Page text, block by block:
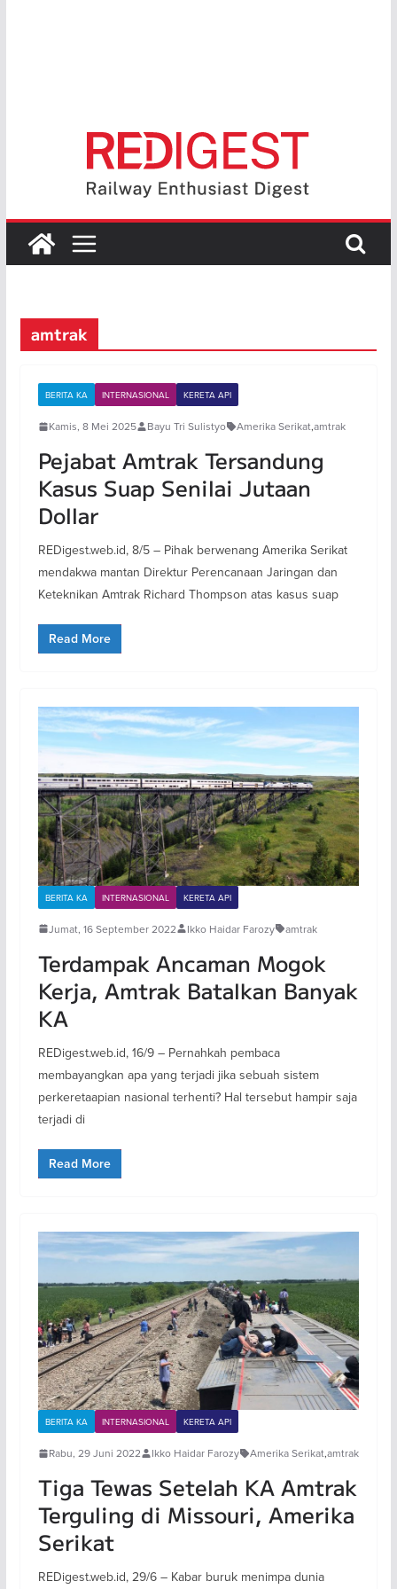
amtrak
BERITA KA INTERNASIONAL KERETA API
Kamis, 8 Mei 2025 Bayu Tri Sulistyo Amerika Serikat,amtrak
Pejabat Amtrak Tersandung
Kasus Suap Senilai Jutaan
Dollar
REDigest.web.id, 8/5 – Pihak berwenang Amerika Serikat
mendakwa mantan Direktur Perencanaan Jaringan dan
Keteknikan Amtrak Richard Thompson atas kasus suap
Read More
BERITA KA INTERNASIONAL KERETA API
Jumat, 16 September 2022 Ikko Haidar Farozy amtrak
Terdampak Ancaman Mogok
Kerja, Amtrak Batalkan Banyak
KA
REDigest.web.id, 16/9 – Pernahkah pembaca
membayangkan apa yang terjadi jika sebuah sistem
perkeretaapian nasional terhenti? Hal tersebut hampir saja
terjadi di
Read More
BERITA KA INTERNASIONAL KERETA API
Rabu, 29 Juni 2022 Ikko Haidar Farozy Amerika Serikat,amtrak
Tiga Tewas Setelah KA Amtrak
Terguling di Missouri, Amerika
Serikat
REDigest.web.id, 29/6 – Kabar buruk menimpa dunia